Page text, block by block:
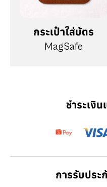
กระเป๋าใส่บัตร
MagSafe
ชำระเงิ
การรับประ